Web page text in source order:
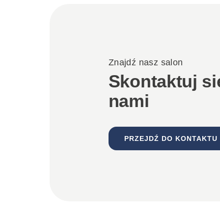
Znajdź nasz salon
Skontaktuj
nami
PRZEJDŹ DO KONTAKTU